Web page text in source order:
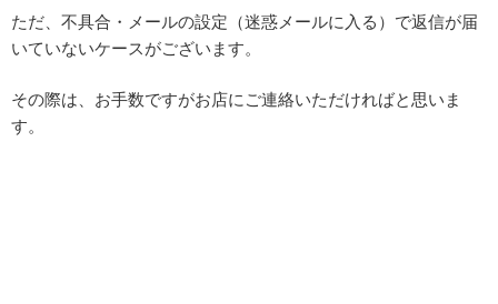
ただ、不具合・メールの設定（迷惑メールに入る）で返信が届
いていないケースがございます。
その際は、お手数ですがお店にご連絡いただければと思いま
す。